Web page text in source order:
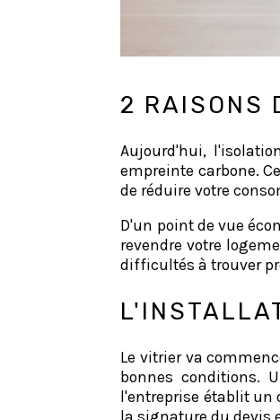
2 RAISONS
Aujourd'hui,
empreinte carbone.
de réduire votre
D'un point de vue
revendre votre
difficultés à trouver
Le vitrier va
bonnes conditions.
l'entreprise établit un